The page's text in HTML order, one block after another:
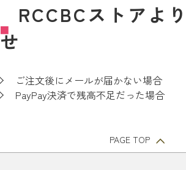
■
RCCBCストアよ
せ
ご注文後にメールが届かない場合
PayPay決済で残高不足だった場合
PAGE TOP